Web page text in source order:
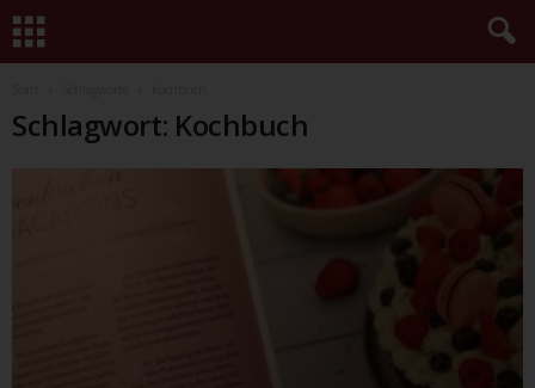
Schlagwort: Kochbuch